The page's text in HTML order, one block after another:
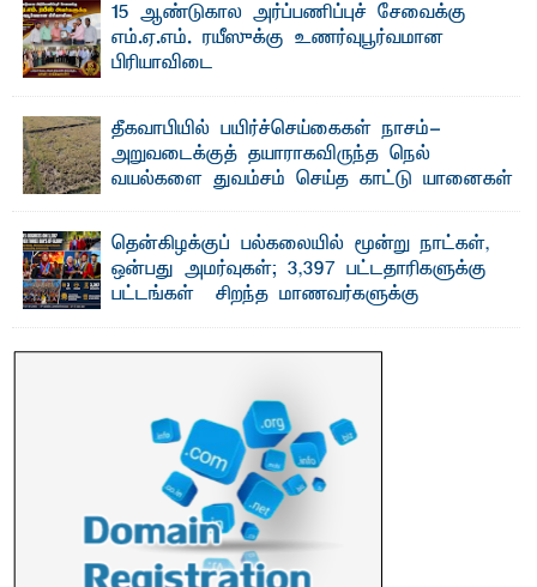
15 ஆண்டுகால அர்ப்பணிப்புச் சேவைக்கு
எம்.ஏ.எம். ரயீஸுக்கு உணர்வுபூர்வமான
பிரியாவிடை
தீகவாபியில் பயிர்ச்செய்கைகள் நாசம்-
அறுவடைக்குத் தயாராகவிருந்த நெல்
வயல்களை துவம்சம் செய்த காட்டு யானைகள்
காணப்பட்ட பல ...தென்கிழக்குப் பல்கலையில் மூன்று நாட்கள்,
ஒன்பது அமர்வுகள்; 3,397 பட்டதாரிகளுக்கு
பட்டங்கள் – சிறந்த மாணவர்களுக்கு
மற்றும் சிறப்புப் பரிசுகள்